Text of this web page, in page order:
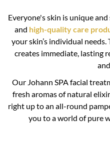
Everyone's skin is unique
and high-quality care
your skin’s individual
creates immediate, lasting
Our Johann SPA facial
fresh aromas of natural
right up to an all-round
you to a world of pure